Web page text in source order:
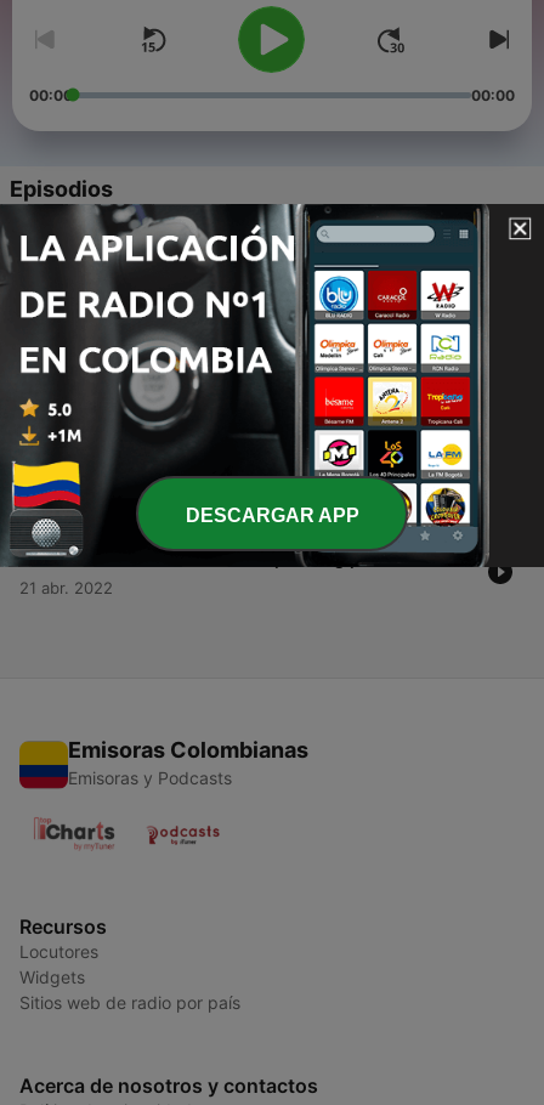
00:00 00:00
Episodios
- Clásicos Cristianos - Richy Rey y Boby Cruz
9 - Clásicos Cristianos - Trio mar del plata
21 abr. 2022
8 - Clásicos Cristianos - Manuel Bonilla
21 abr. 2022
- Clásicos Cristianos - Eduardo Silva
21 abr. 2022
4 - Clásicos Cristianos - Principe de Egipto
21 abr. 2022
Emisoras Colombianas
Emisoras y Podcasts
Recursos
Locutores
Widgets
Sitios web de radio por país
Acerca de nosotros y contactos
DESCARGAR APP